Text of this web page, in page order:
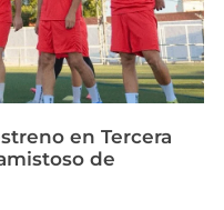
en Tercera
de